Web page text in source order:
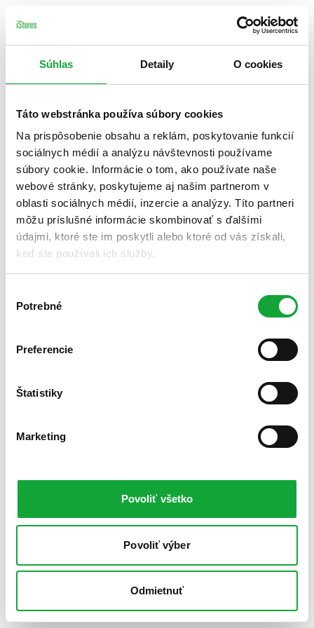
Súhlas Detaily O cookies
Táto webstránka používa súbory cookies
Na prispôsobenie obsahu a reklám, poskytovanie funkcií
sociálnych médií a analýzu návštevnosti používame
súbory cookie. Informácie o tom, ako používate naše
webové stránky, poskytujeme aj našim partnerom v
oblasti sociálnych médií, inzercie a analýzy. Títo partneri
môžu príslušné informácie skombinovať s ďalšími
údajmi, ktoré ste im poskytli alebo ktoré od vás získali,
keď ste používali ich služby.
súhlasu
Potrebné
Preferencie
Štatistiky
Marketing
Povoliť všetko
Povoliť výber
Odmietnuť